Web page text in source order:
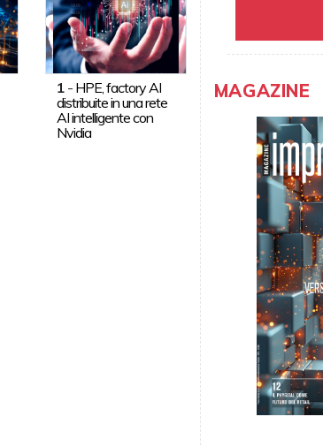
1 - HPE, factory AI
distribuite in una rete
AI intelligente con
Nvidia
MAGAZINE